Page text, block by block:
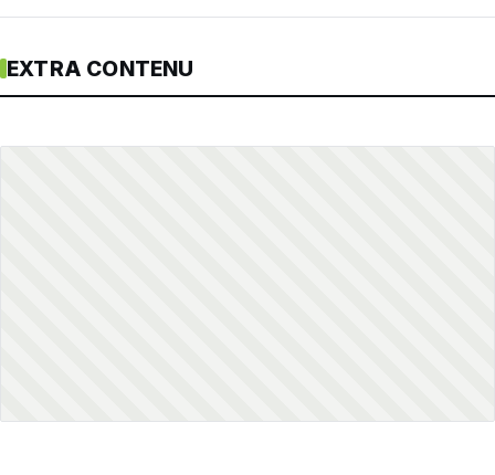
EXTRA CONTENU